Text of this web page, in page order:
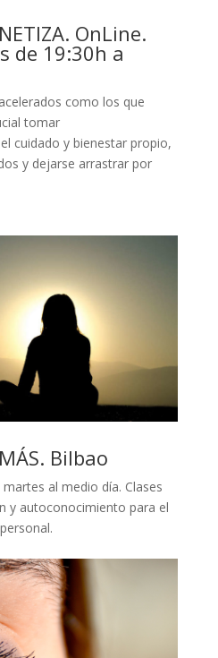
OnLine.
de 19:30h a
como los que
tomar
cuidado y bienestar propio,
y dejarse arrastrar por
Bilbao
al medio día. Clases
y autoconocimiento para el